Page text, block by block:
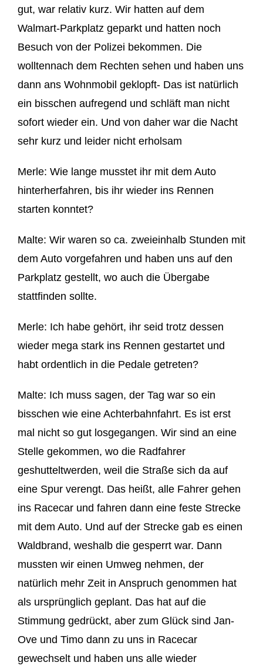
gut, war relativ kurz. Wir hatten auf dem
Walmart-Parkplatz geparkt und hatten noch
Besuch von der Polizei bekommen. Die
wolltennach dem Rechten sehen und haben uns
dann ans Wohnmobil geklopft- Das ist natürlich
ein bisschen aufregend und schläft man nicht
sofort wieder ein. Und von daher war die Nacht
sehr kurz und leider nicht erholsam
Merle: Wie lange musstet ihrmit dem Auto
hinterherfahren, bis ihr wieder ins Rennen
starten konntet?
Malte: Wirwaren so ca. zweieinhalb Stunden mit
dem Auto vorgefahren und haben uns auf den
Parkplatz gestellt, wo auch die Übergabe
stattfinden sollte.
Merle: Ich habe gehört, ihr seid trotz dessen
wieder megastark ins Rennen gestartet und
habt ordentlich in die Pedale getreten?
Malte: Ich muss sagen, der Tag war so ein
bisschen wie eine Achterbahnfahrt. Es ist erst
mal nicht so gut losgegangen. Wirsind an eine
Stelle gekommen, wo die Radfahrer
geshutteltwerden, weil die Straße sich da auf
eine Spur verengt. Das heißt, alle Fahrer gehen
ins Racecarund fahren dann eine feste Strecke
mit dem Auto. Und auf der Strecke gab es einen
Waldbrand, weshalbdie gesperrtwar. Dann
mussten wir einen Umweg nehmen, der
natürlich mehr Zeit in Anspruch genommen hat
als ursprünglich geplant. Das hat auf die
Stimmung gedrückt, aber zum Glück sind Jan-
Ove und Timo dann zu uns in Racecar
gewechselt und haben uns alle wieder